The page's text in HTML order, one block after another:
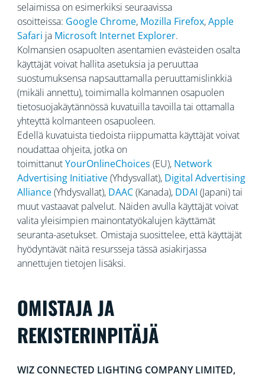
selaimissa on esimerkiksi seuraavissa
osoitteissa: Google Chrome, Mozilla Firefox,Apple
Safari ja Microsoft Internet Explorer.
Kolmansien osapuolten asentamien evästeiden osalta
käyttäjät voivat hallita asetuksia ja peruuttaa
suostumuksensa napsauttamalla peruuttamislinkkiä
(mikäli annettu), toimimalla kolmannen osapuolen
tietosuojakäytännössä kuvatuilla tavoilla tai ottamalla
yhteyttä kolmanteen osapuoleen.
Edellä kuvatuista tiedoista riippumatta käyttäjät voivat
noudattaa ohjeita, jotka on
toimittanutYourOnlineChoices (EU), Network
Advertising Initiative(Yhdysvallat), Digital Advertising
Alliance(Yhdysvallat), DAAC(Kanada), DDAI (Japani) tai
muut vastaavat palvelut. Näiden avulla käyttäjät voivat
valita yleisimpien mainontatyökalujen käyttämät
seuranta-asetukset. Omistaja suosittelee, että käyttäjät
hyödyntävät näitä resursseja tässä asiakirjassa
annettujen tietojen lisäksi.
OMISTAJA JA
REKISTERINPITÄJÄ
WIZ CONNECTED LIGHTING COMPANY LIMITED,